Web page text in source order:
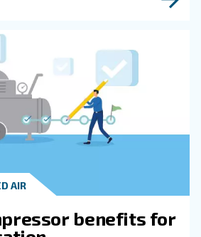
AIR
Air in
Why Air
Matters
and why air compressor